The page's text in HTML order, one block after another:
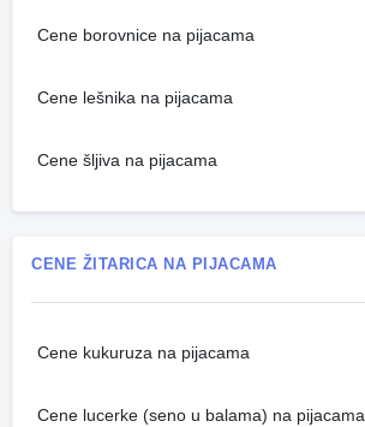
Cene borovnice na pijacama
Cene lešnika na pijacama
Cene šljiva na pijacama
CENE ŽITARICA NA PIJACAMA
Cene kukuruza na pijacama
Cene lucerke (seno u balama) na pijacama